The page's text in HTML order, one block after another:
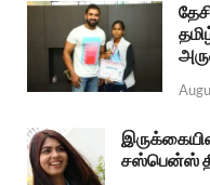
சஸ்பென்ஸ்